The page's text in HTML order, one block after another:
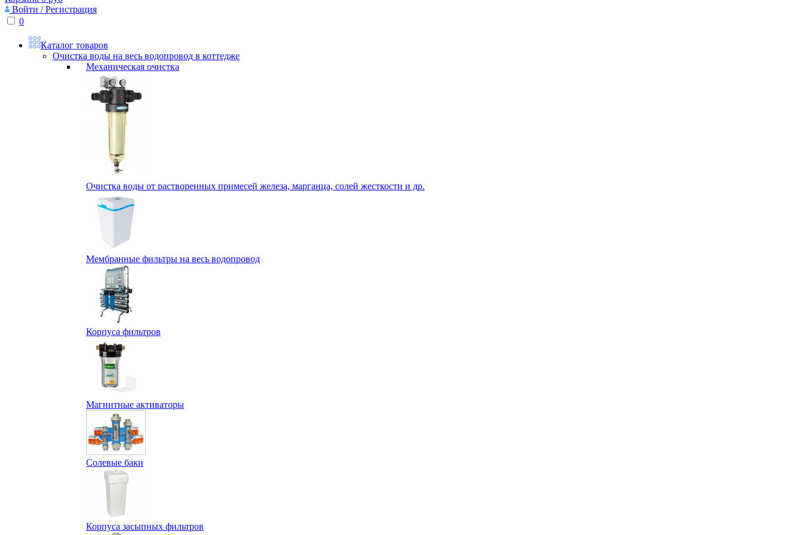
Войти / Регистрация
0
Каталог товаров
Очистка воды на весь водопровод в коттедже
Механическая очистка
Очистка воды от растворенных примесей железа, марганца, солей жесткости и др.
Мембранные фильтры на весь водопровод
Корпуса фильтров
Магнитные активаторы
Солевые баки
Корпуса засыпных фильтров